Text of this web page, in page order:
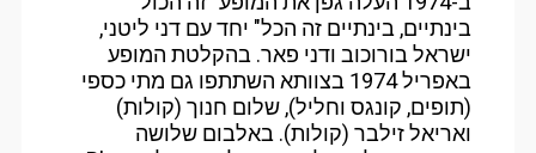
בינתיים, בינתיים זה הכל" יחד עם דני ליטני,
ישראל בורוכוב ודני פאר. בהקלטת המופע
באפריל 1974 בצוותא השתתפו גם מתי כספי
(תופים, קונגס וחליל), שלום חנוך (קולות)
ואריאל זילבר (קולות). באלבום שלושה